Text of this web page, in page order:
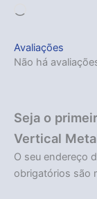
Avaliações
Não há
Seja o
Vertical
O seu endereço
obrigatórios são